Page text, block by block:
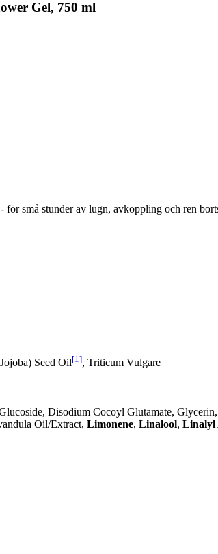
Gel, 750 ml
små stunder av lugn, avkoppling och ren
Seed Oil[1], Triticum Vulgare
Disodium Cocoyl Glutamate,
Oil/Extract, Limonene, Linalool, Linalyl